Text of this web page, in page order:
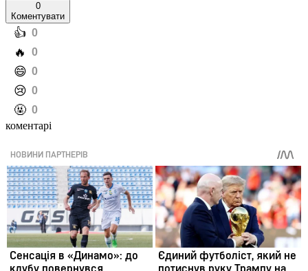
0
Коментувати
️👍 0
️🔥 0
️😄 0
️😢 0
️🤬 0
коментарі